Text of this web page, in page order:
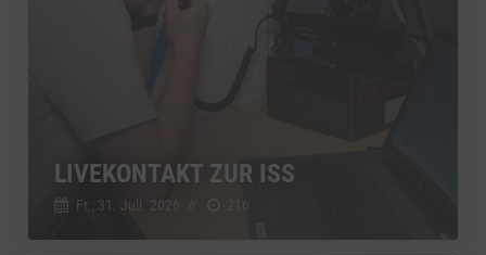
LIVEKONTAKT ZUR ISS
Fr., 31. Juli. 2026